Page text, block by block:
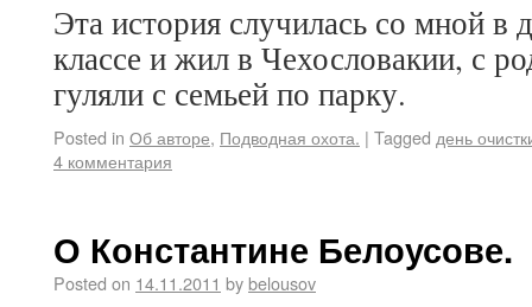
Эта история случилась со мной в
классе и жил в Чехословакии, с
гуляли с семьей по парку.
Posted in Об авторе, Подводная охота. | Tagged день
4 комментария
О Константине Белоусове.
Posted on 14.11.2011 bybelousov